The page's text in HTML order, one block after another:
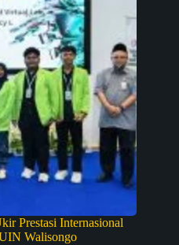
Prestasi Internasional
Walisongo